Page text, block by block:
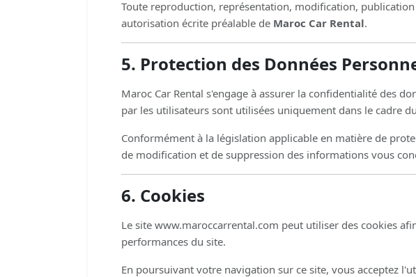
Toute reproduction, représentation, modification,
autorisation écrite préalable de Maroc Car Rental.
5. Protection des Données
Maroc Car Rental s'engage à assurer la confidentialité des
par les utilisateurs sont utilisées uniquement dans le cadre
Conformément à la législation applicable en matière de
de modification et de suppression des informations vous
6. Cookies
Le site www.maroccarrental.com peut utiliser des cookies
performances du site.
En poursuivant votre navigation sur ce site, vous acceptez